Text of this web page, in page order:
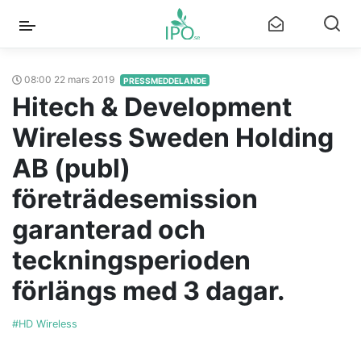
08:00 22 mars 2019 PRESSMEDDELANDE
Hitech & Development
Wireless Sweden Holding
AB (publ)
företrädesemission
garanterad och
teckningsperioden
förlängs med 3 dagar.
#HD Wireless